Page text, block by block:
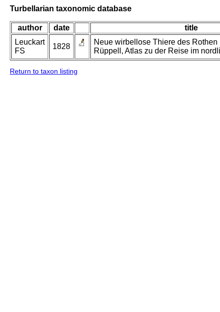
Turbellarian taxonomic database
author date
title
Leuckart
FS
1828
Neue wirbellose Thiere des Rothen
Rüppell, Atlas zu der Reise im
Return to taxon listing